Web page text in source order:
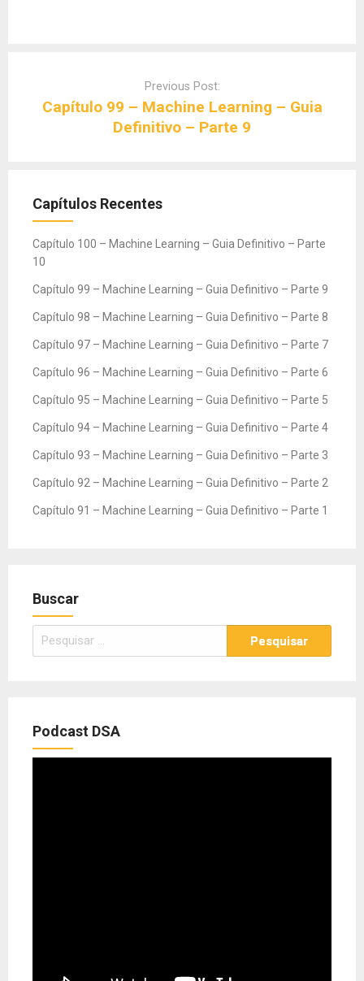
Previous Post:
Capítulo 99 – Machine Learning – Guia
Definitivo – Parte 9
Capítulos Recentes
Capítulo 100 – Machine Learning – Guia Definitivo – Parte
10
Capítulo 99 – Machine Learning – Guia Definitivo – Parte 9
Capítulo 98 – Machine Learning – Guia Definitivo – Parte 8
Capítulo 97 – Machine Learning – Guia Definitivo – Parte 7
Capítulo 96 – Machine Learning – Guia Definitivo – Parte 6
Capítulo 95 – Machine Learning – Guia Definitivo – Parte 5
Capítulo 94 – Machine Learning – Guia Definitivo – Parte 4
Capítulo 93 – Machine Learning – Guia Definitivo – Parte 3
Capítulo 92 – Machine Learning – Guia Definitivo – Parte 2
Capítulo 91 – Machine Learning – Guia Definitivo – Parte 1
Buscar
Pesquisar
por:
Podcast DSA